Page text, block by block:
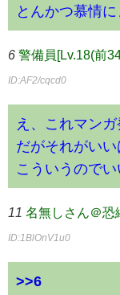
とんかつ慕情
6 警備員[Lv.18(前
ID:AF2/cqcd0
え、これマン
だがそれがい
こういうので
11 名無しさん＠恐
ID:1BlOnV1u0
>>6